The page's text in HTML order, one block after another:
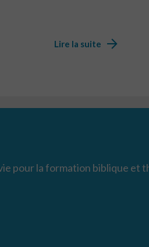
Lire la suite
pour la formation biblique et